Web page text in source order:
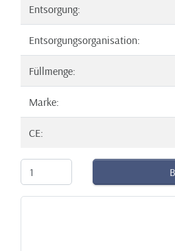
Entsorgung:
Entsorgungsorganisation:
Füllmenge:
Marke:
CE: